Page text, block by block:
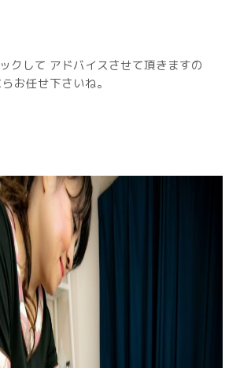
クして アドバイスさせて頂きますの
お任せ下さいね。